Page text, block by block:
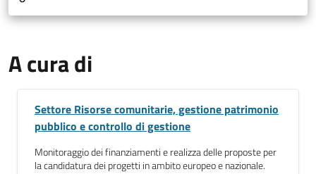
A cura di
Settore Risorse comunitarie, gestione patrimonio
pubblico e controllo di gestione
Monitoraggio dei finanziamenti e realizza delle proposte per
la candidatura dei progetti in ambito europeo e nazionale.